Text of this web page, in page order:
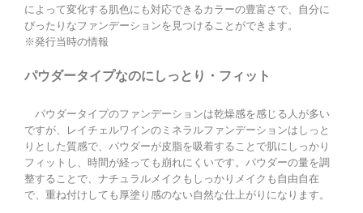
によって変化する肌色にも対応できるカラーの豊富さで、自分に
ぴったりなファンデーションを見つけることができます。
※発行当時の情報
パウダータイプなのにしっとり・フィット
パウダータイプのファンデーションは乾燥感を感じる人が多い
ですが、レイチェルワインのミネラルファンデーションはしっと
りとした質感で、パウダーが皮脂を吸着することで肌にしっかり
フィットし、時間が経っても崩れにくいです。パウダーの量を調
整することで、ナチュラルメイクもしっかりメイクも自由自在
で、重ね付けしても厚塗り感のない自然な仕上がりになります。